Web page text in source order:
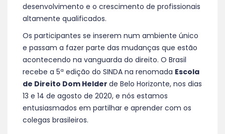
desenvolvimento e o crescimento de profissionais
altamente qualificados.
Os participantes se inserem num ambiente único
e passam a fazer parte das mudanças que estão
acontecendo na vanguarda do direito. O Brasil
recebe a 5ª edição do SINDA na renomada Escola
de Direito Dom Helder de Belo Horizonte, nos dias
13 e 14 de agosto de 2020, e nós estamos
entusiasmados em partilhar e aprender com os
colegas brasileiros.